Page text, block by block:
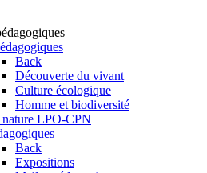
Back
Découverte du vivant
Culture écologique
Homme et biodiversité
LPO-CPN
Back
Expositions